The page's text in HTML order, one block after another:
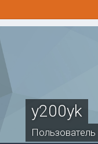
y200yk
Пользователь